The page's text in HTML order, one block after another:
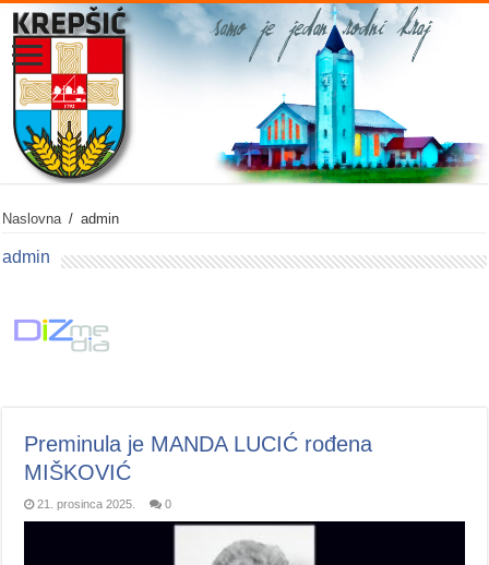
Naslovna / admin
admin
Preminula je MANDA LUCIĆ rođena
MIŠKOVIĆ
21. prosinca 2025. 0